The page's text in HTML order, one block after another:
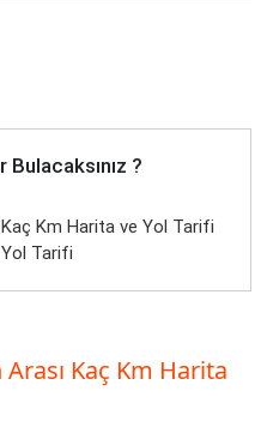
Bulacaksınız ?
Km Harita ve Yol Tarifi
Tarifi
Kaç Km Harita